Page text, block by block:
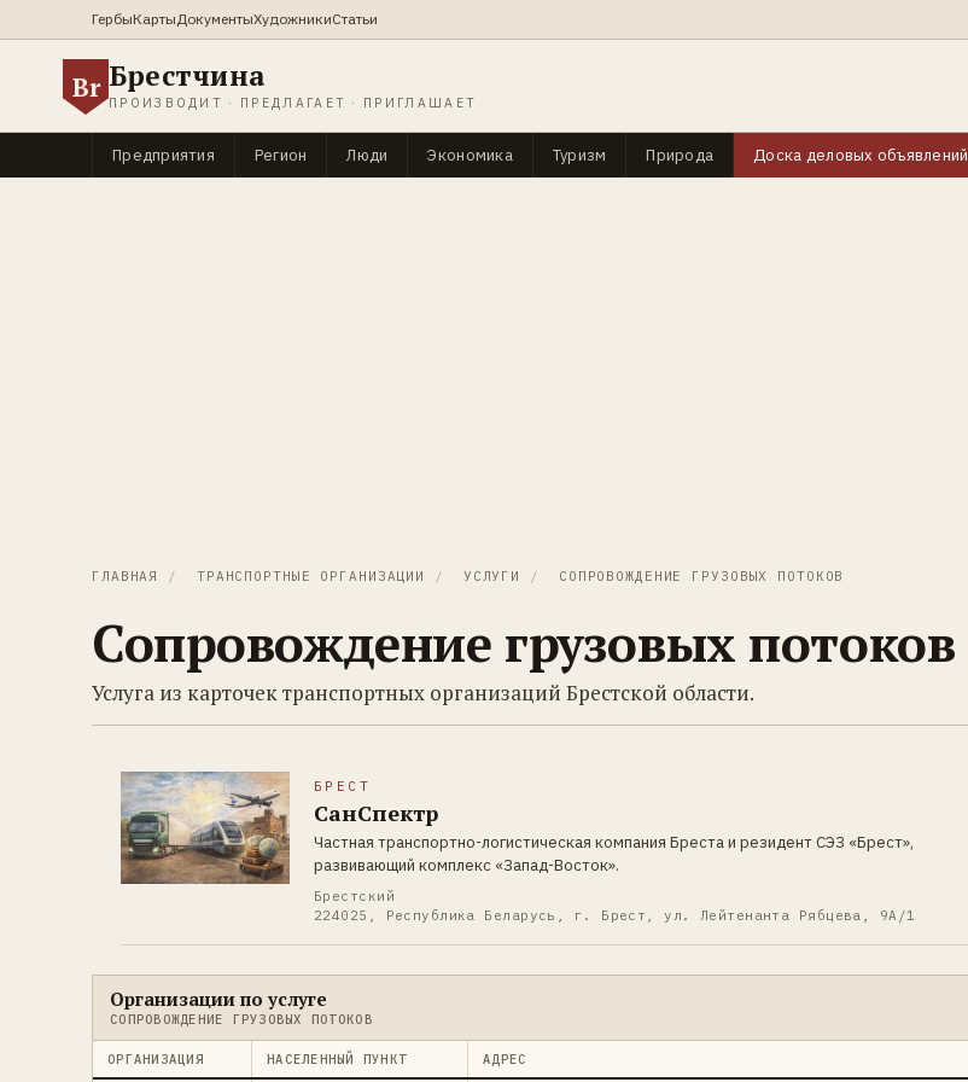
ГербыКартыДокументыХудожникиСтатьи
Br Брестчина
ПРОИЗВОДИТ · ПРЕДЛАГАЕТ · ПРИГЛАШАЕТ
Предприятия Регион Люди Экономика Туризм Природа Доска деловых объявлений
ГЛАВНАЯ / ТРАНСПОРТНЫЕ ОРГАНИЗАЦИИ / УСЛУГИ / СОПРОВОЖДЕНИЕ ГРУЗОВЫХ ПОТОКОВ
Сопровождение грузовых потоков
Услуга из карточек транспортных организаций Брестской области.
БРЕСТ
СанСпектр
Частная транспортно-логистическая компания Бреста и резидент СЭЗ «Брест»,
развивающий комплекс «Запад-Восток».
Брестский
224025, Республика Беларусь, г. Брест, ул. Лейтенанта Рябцева, 9А/1
Организации по услуге
СОПРОВОЖДЕНИЕ ГРУЗОВЫХ ПОТОКОВ
ОРГАНИЗАЦИЯ НАСЕЛЕННЫЙ ПУНКТ АДРЕС